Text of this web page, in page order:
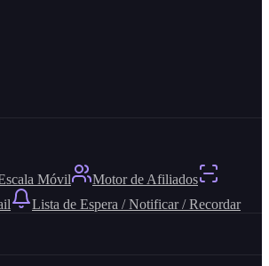
Móvil
Motor de Afiliados
Lista de Espera / Notificar / Recordar